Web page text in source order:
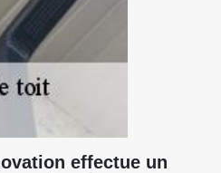
effectue un